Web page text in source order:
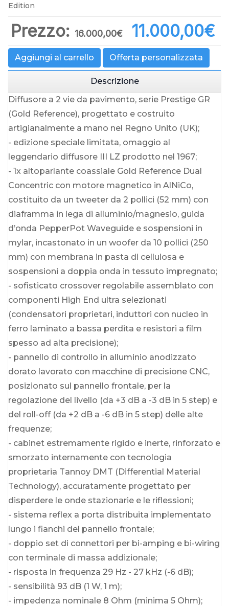
Edition
Prezzo: 16.000,00‎€ 11.000,00‎€
Aggiungi al carrello Offerta personalizzata
Descrizione
Diffusore a 2 vie da pavimento, serie Prestige GR
(Gold Reference), progettato e costruito
artigianalmente a mano nel Regno Unito (UK);
- edizione speciale limitata, omaggio al
leggendario diffusore III LZ prodotto nel 1967;
- 1x altoparlante coassiale Gold Reference Dual
Concentric con motore magnetico in AlNiCo,
costituito da un tweeter da 2 pollici (52 mm) con
diaframma in lega di alluminio/magnesio, guida
d’onda PepperPot Waveguide e sospensioni in
mylar, incastonato in un woofer da 10 pollici (250
mm) con membrana in pasta di cellulosa e
sospensioni a doppia onda in tessuto impregnato;
- sofisticato crossover regolabile assemblato con
componenti High End ultra selezionati
(condensatori proprietari, induttori con nucleo in
ferro laminato a bassa perdita e resistori a film
spesso ad alta precisione);
- pannello di controllo in alluminio anodizzato
dorato lavorato con macchine di precisione CNC,
posizionato sul pannello frontale, per la
regolazione del livello (da +3 dB a -3 dB in 5 step) e
del roll-off (da +2 dB a -6 dB in 5 step) delle alte
frequenze;
- cabinet estremamente rigido e inerte, rinforzato e
smorzato internamente con tecnologia
proprietaria Tannoy DMT (Differential Material
Technology), accuratamente progettato per
disperdere le onde stazionarie e le riflessioni;
- sistema reflex a porta distribuita implementato
lungo i fianchi del pannello frontale;
- doppio set di connettori per bi-amping e bi-wiring
con terminale di massa addizionale;
- risposta in frequenza 29 Hz - 27 kHz (-6 dB);
- sensibilità 93 dB (1 W, 1 m);
- impedenza nominale 8 Ohm (minima 5 Ohm);